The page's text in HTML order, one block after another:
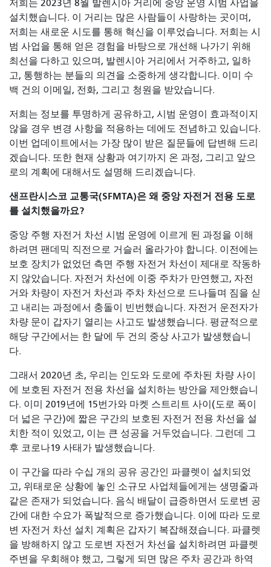
저희는 2023년 8월 발렌시아 거리에 중앙 운영 시범 사업을
설치했습니다. 이 거리는 많은 사람들이 사랑하는 곳이며,
저희는 새로운 시도를 통해 혁신을 이루었습니다. 저희는 시
범 사업을 통해 얻은 경험을 바탕으로 개선해 나가기 위해
최선을 다하고 있으며, 발렌시아 거리에서 거주하고, 일하
고, 통행하는 분들의 의견을 소중하게 생각합니다. 이미 수
백 건의 이메일, 전화, 그리고 청원을 받았습니다.
저희는 정보를 투명하게 공유하고, 시범 운영이 효과적이지
않을 경우 변경 사항을 적용하는 데에도 전념하고 있습니다.
이번 업데이트에서는 가장 많이 받은 질문들에 답변해 드리
겠습니다. 또한 현재 상황과 여기까지 온 과정, 그리고 앞으
로의 계획에 대해서도 설명해 드리겠습니다.
샌프란시스코 교통국(SFMTA)은 왜 중앙 자전거 전용 도로
를 설치했을까요?
중앙 주행 자전거 차선 시범 운영에 이르게 된 과정을 이해
하려면 팬데믹 직전으로 거슬러 올라가야 합니다. 이전에는
보호 장치가 없었던 측면 주행 자전거 차선이 제대로 작동하
지 않았습니다. 자전거 차선에 이중 주차가 만연했고, 자전
거와 차량이 자전거 차선과 주차 차선으로 드나들며 짐을 싣
고 내리는 과정에서 충돌이 빈번했습니다. 자전거 운전자가
차량 문이 갑자기 열리는 사고도 발생했습니다. 평균적으로
해당 구간에서는 한 달에 두 건의 중상 사고가 발생했습니
다.
그래서 2020년 초, 우리는 인도와 도로에 주차된 차량 사이
에 보호된 자전거 전용 차선을 설치하는 방안을 제안했습니
다. 이미 2019년에 15번가와 마켓 스트리트 사이(도로 폭이
더 넓은 구간)에 짧은 구간의 보호된 자전거 전용 차선을 설
치한 적이 있었고, 이는 큰 성공을 거두었습니다. 그런데 그
후 코로나19 사태가 발생했습니다.
이 구간을 따라 수십 개의 공유 공간인 파클렛이 설치되었
고, 위태로운 상황에 놓인 소규모 사업체들에게는 생명줄과
같은 존재가 되었습니다. 음식 배달이 급증하면서 도로변 공
간에 대한 수요가 폭발적으로 증가했습니다. 이에 따라 도로
변 자전거 차선 설치 계획은 갑자기 복잡해졌습니다. 파클렛
을 방해하지 않고 도로변 자전거 차선을 설치하려면 파클렛
주변을 우회해야 했고, 그렇게 되면 많은 주차 공간과 하역